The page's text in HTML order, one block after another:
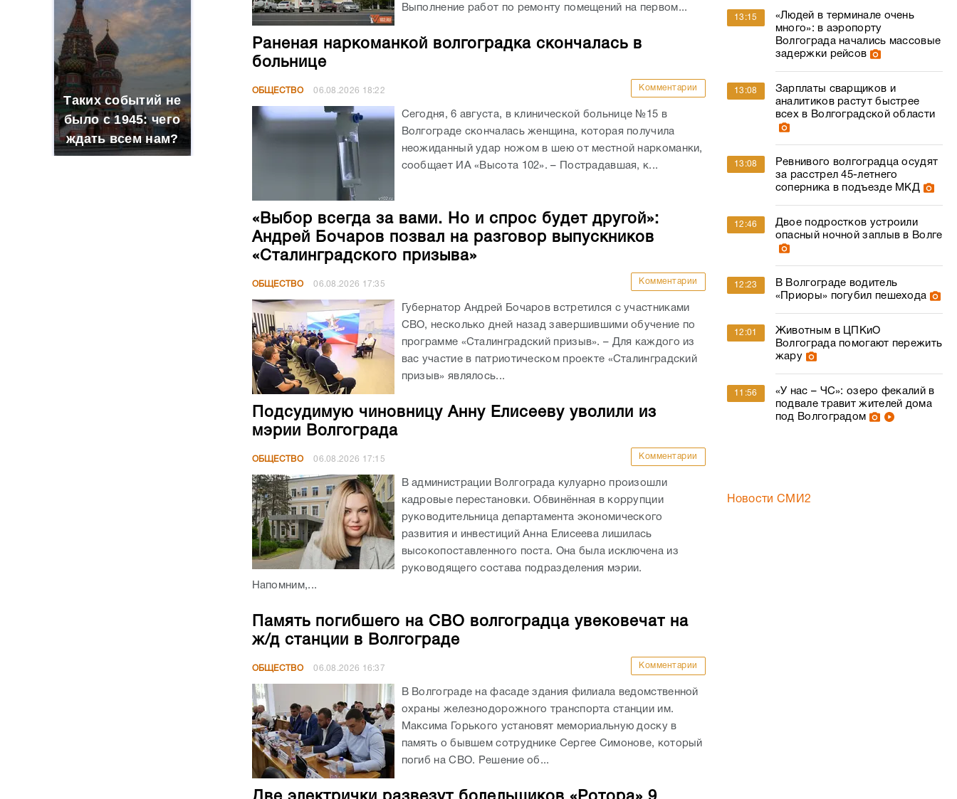
Таких событий не
было с 1945: чего
ждать всем нам?
Выполнение работ по ремонту помещений на первом...
Раненая наркоманкой волгоградка скончалась в
больнице
ОБЩЕСТВО 06.08.2026 18:22 Комментарии
Сегодня, 6 августа, в клинической больнице №15 в
Волгограде скончалась женщина, которая получила
неожиданный удар ножом в шею от местной наркоманки,
сообщает ИА «Высота 102». – Пострадавшая, к...
«Выбор всегда за вами. Но и спрос будет другой»:
Андрей Бочаров позвал на разговор выпускников
«Сталинградского призыва»
ОБЩЕСТВО 06.08.2026 17:35 Комментарии
Губернатор Андрей Бочаров встретился с участниками
СВО, несколько дней назад завершившими обучение по
программе «Сталинградский призыв». – Для каждого из
вас участие в патриотическом проекте «Сталинградский
призыв» являлось...
Подсудимую чиновницу Анну Елисееву уволили из
мэрии Волгограда
ОБЩЕСТВО 06.08.2026 17:15 Комментарии
В администрации Волгограда кулуарно произошли
кадровые перестановки. Обвинённая в коррупции
руководительница департамента экономического
развития и инвестиций Анна Елисеева лишилась
высокопоставленного поста. Она была исключена из
руководящего состава подразделения мэрии.
Напомним,...
Память погибшего на СВО волгоградца увековечат на
ж/д станции в Волгограде
ОБЩЕСТВО 06.08.2026 16:37 Комментарии
В Волгограде на фасаде здания филиала ведомственной
охраны железнодорожного транспорта станции им.
Максима Горького установят мемориальную доску в
память о бывшем сотруднике Сергее Симонове, который
погиб на СВО. Решение об...
13:15
«Людей в терминале очень
много»: в аэропорту
Волгограда начались массовые
задержки рейсов
13:08
Зарплаты сварщиков и
аналитиков растут быстрее
всех в Волгоградской области
13:08
Ревнивого волгоградца осудят
за расстрел 45-летнего
соперника в подъезде МКД
12:46
Двое подростков устроили
опасный ночной заплыв в Волге
12:23
В Волгограде водитель
«Приоры» погубил пешехода
12:01
Животным в ЦПКиО
Волгограда помогают пережить
жару
11:56
«У нас – ЧС»: озеро фекалий в
подвале травит жителей дома
под Волгоградом
Новости СМИ2